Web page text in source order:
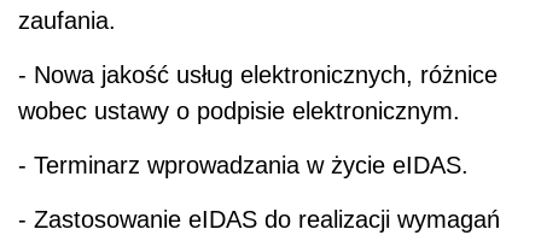
zaufania.
- Nowa jakość usług elektronicznych, różnice
wobec ustawy o podpisie elektronicznym.
- Terminarz wprowadzania w życie eIDAS.
- Zastosowanie eIDAS do realizacji wymagań